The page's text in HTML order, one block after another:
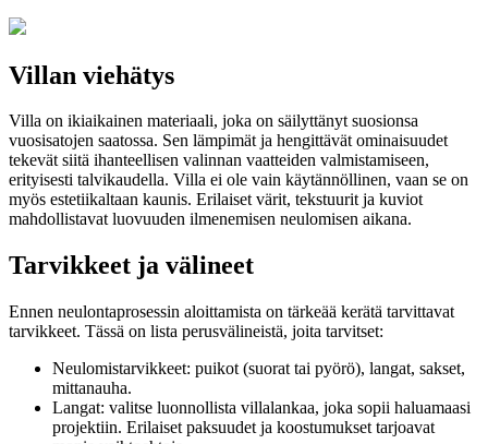
Villan viehätys
Villa on ikiaikainen materiaali, joka on säilyttänyt suosionsa
vuosisatojen saatossa. Sen lämpimät ja hengittävät ominaisuudet
tekevät siitä ihanteellisen valinnan vaatteiden valmistamiseen,
erityisesti talvikaudella. Villa ei ole vain käytännöllinen, vaan se on
myös estetiikaltaan kaunis. Erilaiset värit, tekstuurit ja kuviot
mahdollistavat luovuuden ilmenemisen neulomisen aikana.
Tarvikkeet ja välineet
Ennen neulontaprosessin aloittamista on tärkeää kerätä tarvittavat
tarvikkeet. Tässä on lista perusvälineistä, joita tarvitset:
Neulomistarvikkeet: puikot (suorat tai pyörö), langat, sakset,
mittanauha.
Langat: valitse luonnollista villalankaa, joka sopii haluamaasi
projektiin. Erilaiset paksuudet ja koostumukset tarjoavat